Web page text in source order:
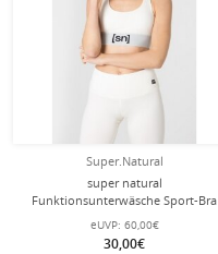
Super.Natural
super natural
Funktionsunterwäsche Sport-Bra
Super Top (angenehmer
Tragekomfort) weiss Damen
eUVP: 60,00€
30,00€